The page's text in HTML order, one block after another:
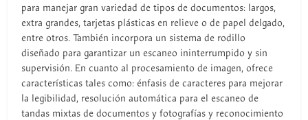
para manejar gran variedad de tipos de documentos: largos,
extra grandes, tarjetas plásticas en relieve o de papel delgado,
entre otros. También incorpora un sistema de rodillo
diseñado para garantizar un escaneo ininterrumpido y sin
supervisión. En cuanto al procesamiento de imagen, ofrece
características tales como: énfasis de caracteres para mejorar
la legibilidad, resolución automática para el escaneo de
tandas mixtas de documentos y fotografías y reconocimiento